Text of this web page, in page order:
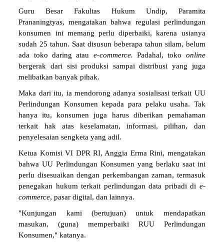
Guru Besar Fakultas Hukum Undip, Paramita
Prananingtyas, mengatakan bahwa regulasi perlindungan
konsumen ini memang perlu diperbaiki, karena usianya
sudah 25 tahun. Saat disusun beberapa tahun silam, belum
ada toko daring atau e-commerce. Padahal, toko online
bergerak dari sisi produksi sampai distribusi yang juga
melibatkan banyak pihak.
Maka dari itu, ia mendorong adanya sosialisasi terkait UU
Perlindungan Konsumen kepada para pelaku usaha. Tak
hanya itu, konsumen juga harus diberikan pemahaman
terkait hak atas keselamatan, informasi, pilihan, dan
penyelesaian sengketa yang adil.
Ketua Komisi VI DPR RI, Anggia Erma Rini, mengatakan
bahwa UU Perlindungan Konsumen yang berlaku saat ini
perlu disesuaikan dengan perkembangan zaman, termasuk
penegakan hukum terkait perlindungan data pribadi di e-
commerce, pasar digital, dan lainnya.
"Kunjungan kami (bertujuan) untuk mendapatkan
masukan, (guna) memperbaiki RUU Perlindungan
Konsumen," katanya.